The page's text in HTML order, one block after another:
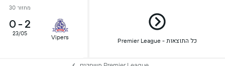
Premier League - כל התוצאות
מחזור 30
Vipers
2
-
0
23/05